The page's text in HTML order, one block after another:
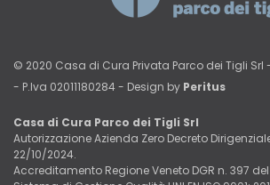
© 2020 Casa di Cura Privata Parco dei Tigli Srl
- P.Iva 02011180284 - Design by Peritus
Casa di Cura Parco dei Tigli Srl
Autorizzazione Azienda Zero Decreto
22/10/2024.
Accreditamento Regione Veneto DGR n. 397